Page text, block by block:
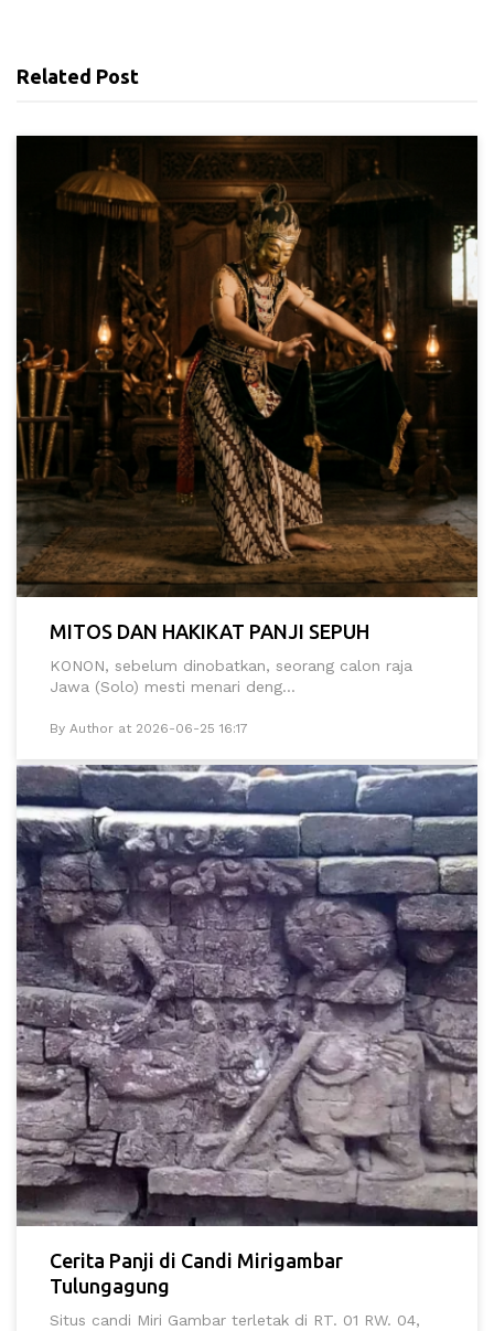
Related Post
MITOS DAN HAKIKAT PANJI SEPUH
KONON, sebelum dinobatkan, seorang calon raja
Jawa (Solo) mesti menari deng...
By Author at 2026-06-25 16:17
Cerita Panji di Candi Mirigambar
Tulungagung
Situs candi Miri Gambar terletak di RT. 01 RW. 04,